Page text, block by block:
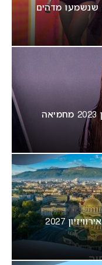
אירוויזיון שנשמעו מדהים
“היא פשוט מדהימה”: מנחת אירוויזיון 2023 מחמיאה
בורגס או סופיה: העיר המארחת של אירוויזיון 2027